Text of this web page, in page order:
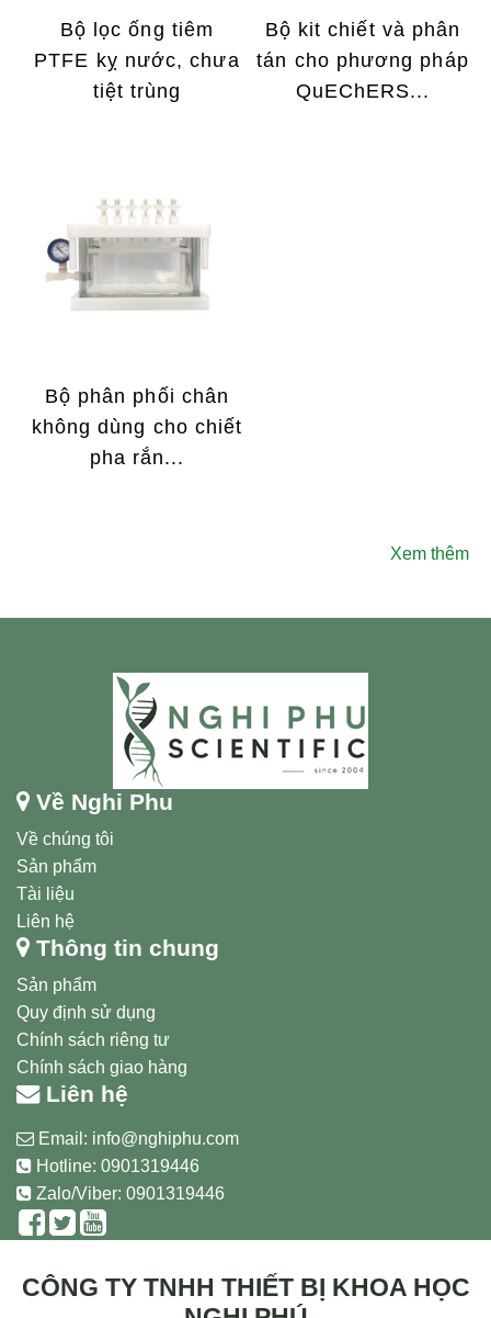
Bộ lọc ống tiêm
PTFE kỵ nước, chưa
tiệt trùng
Bộ kit chiết và phân
tán cho phương pháp
QuEChERS...
Bộ phân phối chân
không dùng cho chiết
pha rắn...
Xem thêm
Về Nghi Phu
Về chúng tôi
Sản phẩm
Tài liệu
Liên hệ
Thông tin chung
Sản phẩm
Quy định sử dụng
Chính sách riêng tư
Chính sách giao hàng
Liên hệ
Email: info@nghiphu.com
Hotline: 0901319446
Zalo/Viber: 0901319446
CÔNG TY TNHH THIẾT BỊ KHOA HỌC